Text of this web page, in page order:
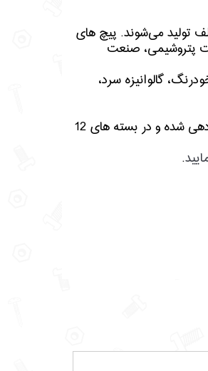
تولید می‌شوند. پیچ های
پتروشیمی، صنعت
گالوانیزه سرد،
پیچ متری با استاندارد DIN976 با قطر 20 میلی‌متر به صورت گالوانیزه سرد پوشش دهی شده و در بسته های 12
.